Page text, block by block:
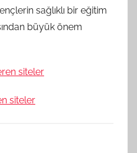
sağlıklı bir eğitim
büyük önem
siteler
siteler